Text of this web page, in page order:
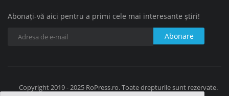
Abonați-vă aici pentru a primi cele mai interesante știri!
Abonare
Copyright 2019 - 2025 RoPress.ro. Toate drepturile sunt rezervate.